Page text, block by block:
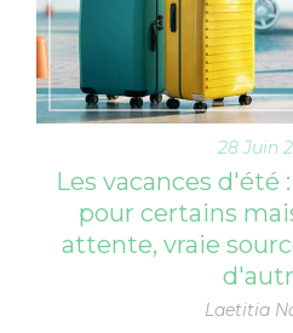
28 Juin
Les vacances d'été
pour certains
attente, vraie
Laetitia